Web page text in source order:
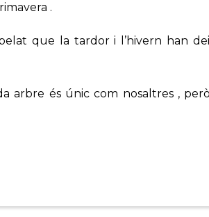
.
que la tardor i l’hivern han
arbre és únic com nosaltres ,